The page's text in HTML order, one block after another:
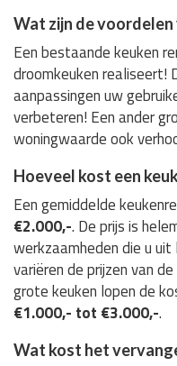
Wat zijn de voordelen
Een bestaande keuken
droomkeuken realiseert!
aanpassingen uw
verbeteren! Een ander
woningwaarde ook
Hoeveel kost een
Een gemiddelde
€2.000,-. De prijs is
werkzaamheden die u
variëren de prijzen van de
grote keuken lopen de
€1.000,- tot €3.000,-.
Wat kost het